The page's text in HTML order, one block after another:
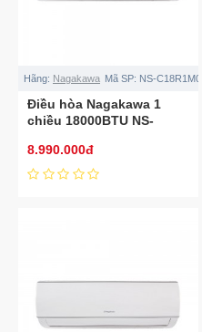
Hãng: Nagakawa Mã SP: NS-C18R1M05
Điều hòa Nagakawa 1
chiều 18000BTU NS-
8.990.000đ